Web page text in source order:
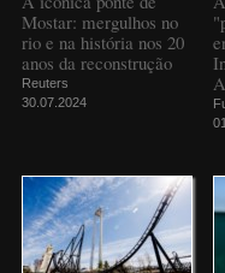
Mostar: mergulhos no
rio e na história nos 20
anos da reconstrução
Reuters
30.07.2024